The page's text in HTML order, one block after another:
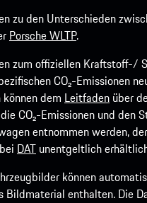
zu den Unterschieden
Porsche WLTP.
zum offiziellen Kraftstoff-/
CO₂-Emissionen
dem Leitfaden über
CO₂-Emissionen und den
entnommen werden,
DAT unentgeltlich
können
Bildmaterial enthalten. Die